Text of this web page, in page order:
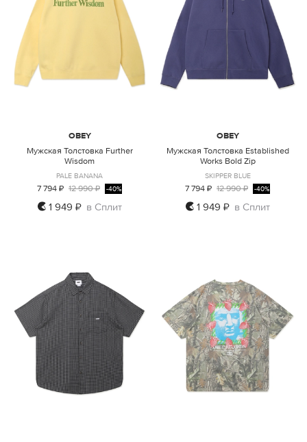
S M L XL
OBEY
Мужская Толстовка Further
Wisdom
PALE BANANA
7 794 ₽ 12 990 ₽ -40%
1 949 ₽ в Сплит S M L
OBEY
Мужская Толстовка Established
Works Bold Zip
SKIPPER BLUE
7 794 ₽ 12 990 ₽ -40%
1 949 ₽ в Сплит